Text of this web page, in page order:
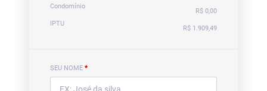
Condomínio
R$ 0,00
IPTU
R$ 1.909,49
SEU NOME *